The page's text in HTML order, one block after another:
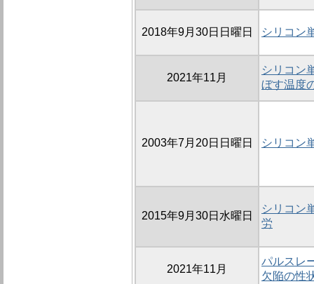
2018年9月30日日曜日 シリコン
2021年11月
シリコン
ぼす温度
2003年7月20日日曜日 シリコン
2015年9月30日水曜日
シリコン
労
2021年11月
パルスレ
欠陥の性